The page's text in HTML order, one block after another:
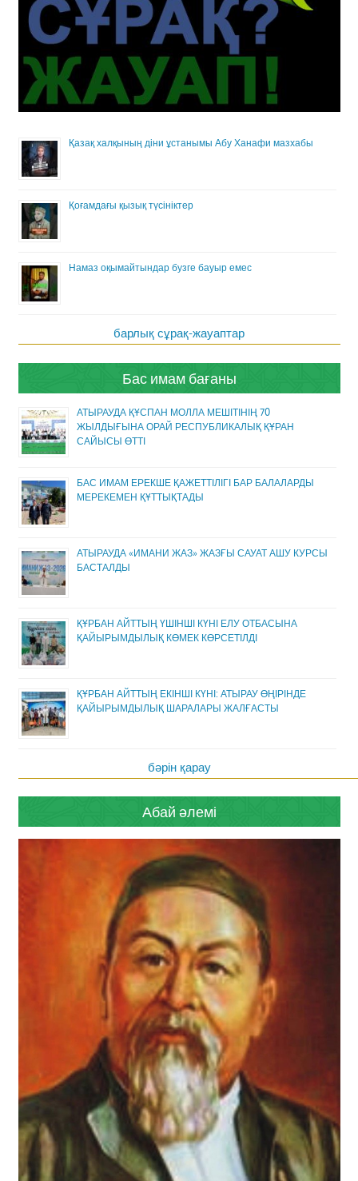
Қазақ халқының діни ұстанымы Абу Ханафи мазхабы
Қоғамдағы қызық түсініктер
Намаз оқымайтындар бузге бауыр емес
барлық сұрақ-жауаптар
Бас имам бағаны
АТЫРАУДА ҚҰСПАН МОЛЛА МЕШІТІНІҢ 70
ЖЫЛДЫҒЫНА ОРАЙ РЕСПУБЛИКАЛЫҚ ҚҰРАН
САЙЫСЫ ӨТТІ
БАС ИМАМ ЕРЕКШЕ ҚАЖЕТТІЛІГІ БАР БАЛАЛАРДЫ
МЕРЕКЕМЕН ҚҰТТЫҚТАДЫ
АТЫРАУДА «ИМАНИ ЖАЗ» ЖАЗҒЫ САУАТ АШУ КУРСЫ
БАСТАЛДЫ
ҚҰРБАН АЙТТЫҢ ҮШІНШІ КҮНІ ЕЛУ ОТБАСЫНА
ҚАЙЫРЫМДЫЛЫҚ КӨМЕК КӨРСЕТІЛДІ
ҚҰРБАН АЙТТЫҢ ЕКІНШІ КҮНІ: АТЫРАУ ӨҢІРІНДЕ
ҚАЙЫРЫМДЫЛЫҚ ШАРАЛАРЫ ЖАЛҒАСТЫ
бәрін қарау
Абай әлемі